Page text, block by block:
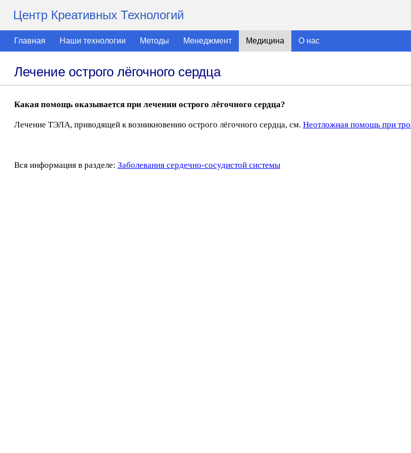
Центр Креативных Технологий
Главная Наши технологии Методы Менеджмент Медицина О нас
Лечение острого лёгочного сердца
Какая помощь оказывается при лечении острого лёгочного сердца?
Лечение ТЭЛА, приводящей к возникновению острого лёгочного сердца, см. Неотложная помощь при
Вся информация в разделе: Заболевания сердечно-сосудистой системы